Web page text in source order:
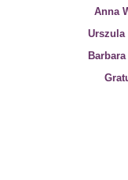
Anna
Urszula